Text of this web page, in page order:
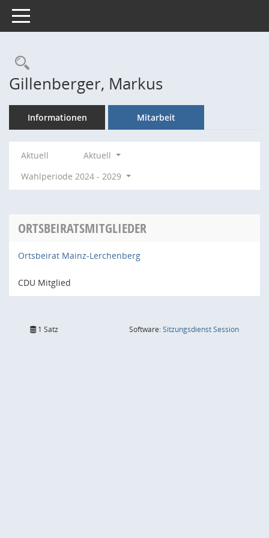
Toggle navigation
Rechercheauswahl
Gillenberger, Markus
Informationen Mitarbeit
Aktuell
Aktuell
Wahlperiode 2024 - 2029
ORTSBEIRATSMITGLIEDER
Ortsbeirat Mainz-Lerchenberg
CDU Mitglied
1 Satz Software:SitzungsdienstSession(Wird in